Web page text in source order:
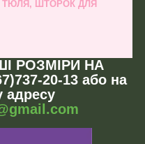
ТЮЛЯ, ШТОРОК ДЛЯ
РОЗМІРИ НА
20-13 або на
адресу